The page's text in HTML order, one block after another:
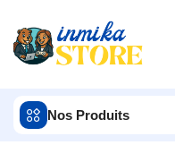
Nos Produits